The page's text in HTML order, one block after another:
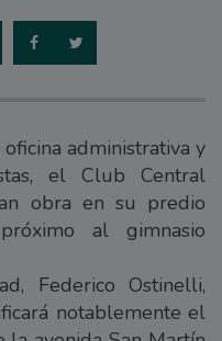
administrativa y
el Club Central
obra en su predio
al gimnasio
Federico Ostinelli,
notablemente el